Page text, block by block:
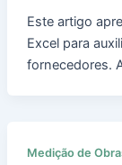
Este artigo
Excel para
fornecedores.
Medição de